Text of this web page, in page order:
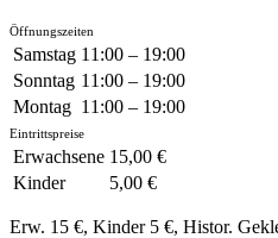
Öffnungszeiten
Samstag 11:00 – 19:00
Sonntag 11:00 – 19:00
Montag 11:00 – 19:00
Eintrittspreise
Erwachsene 15,00 €
Kinder
5,00 €
Erw. 15 €, Kinder 5 €, Histor.